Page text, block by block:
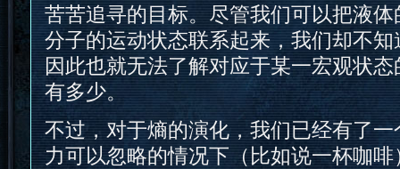
苦苦追寻的目标。尽管我们可以把液
分子的运动状态联系起来，我们却不
因此也就无法了解对应于某一宏观状
有多少。
不过，对于熵的演化，我们已经有了
力可以忽略的情况下（比如说一杯咖